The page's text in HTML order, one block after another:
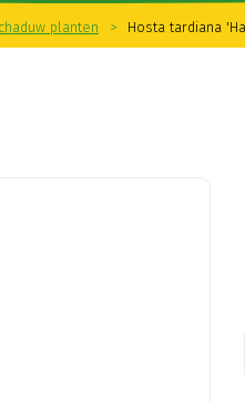
planten > Hosta tardiana